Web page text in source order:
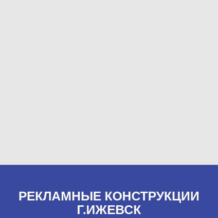
РЕКЛАМНЫЕ КОНСТРУКЦИИ
Г.ИЖЕВСК